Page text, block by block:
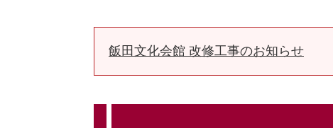
飯田文化会館 改修工事のお知らせ